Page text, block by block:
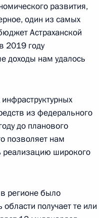
развития,
один из самых
Астраханской
2019 году
доходы нам удалось
из федерального
до планового
позволяет нам
реализацию широкого
регионе было
получает те или